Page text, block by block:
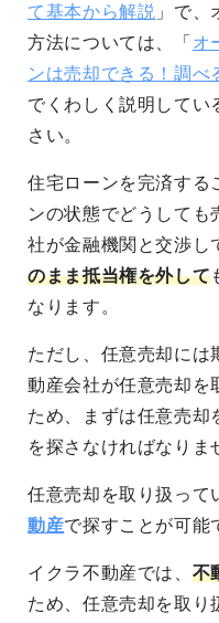
て基本から解説 」で、
方法については、「 オ
ンは売却できる！調べ
でくわしく説明してい
さい。
住宅ローンを完済する
ンの状態でどうしても
社が金融機関と交渉し
のまま抵当権を外して
なります。
ただし、任意売却には
動産会社が任意売却を
ため、まずは任意売却
を探さなければなりま
任意売却を取り扱って
動産で探すことが可能
イクラ不動産では、 不
ため、任意売却を取り